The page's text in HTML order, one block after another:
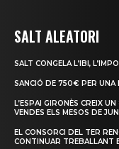
SALT ALEATORI
SALT CONGELA L’IBI,
SANCIÓ DE 750€ PER UNA
L’ESPAI GIRONÈS CREIX
VENDES ELS MESOS DE
EL CONSORCI DEL TER
CONTINUAR TREBALLANT